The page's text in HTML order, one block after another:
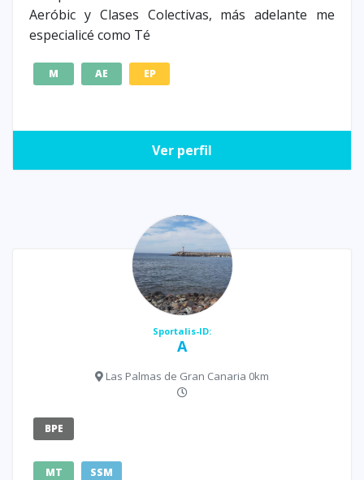
Aeróbic y Clases Colectivas, más adelante me
especialicé como Té
M AE EP
Ver perfil
Sportalis-ID:
A
Las Palmas de Gran Canaria 0km
BPE
MT SSM